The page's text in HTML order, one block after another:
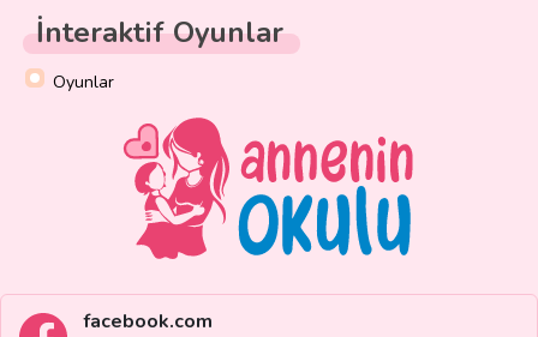
İnteraktif Oyunlar
Oyunlar
facebook.com